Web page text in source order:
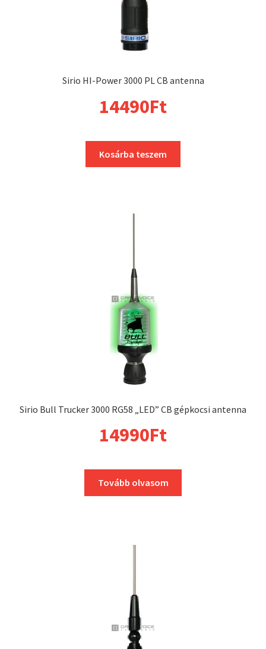
Sirio HI-Power 3000 PL CB antenna
14490Ft
Kosárba teszem
Sirio Bull Trucker 3000 RG58 „LED” CB gépkocsi antenna
14990Ft
Tovább olvasom